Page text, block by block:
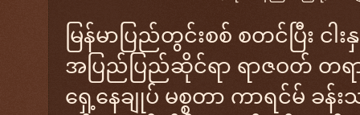
မြန်မာပြည်တွင်းစစ် စတင်ပြီး ငါး
အပြည်ပြည်ဆိုင်ရာ ရာဇဝတ် တရာ
ရှေ့နေချုပ် မစ္စတာ ကာရင်မ် ခန်